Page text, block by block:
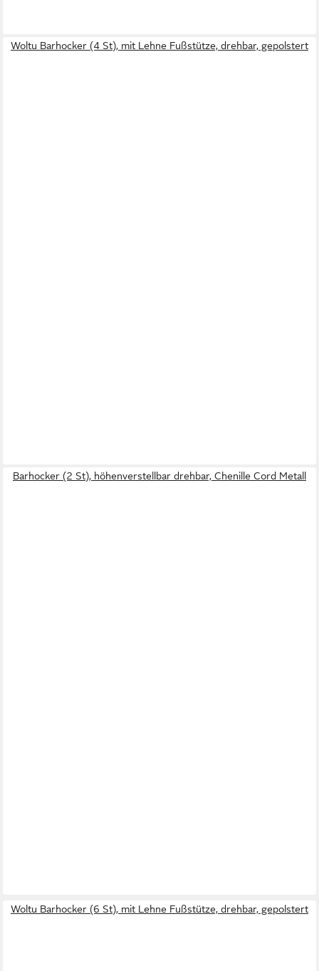
Woltu Barhocker (4 St), mit Lehne Fußstütze, drehbar, gepolstert
Barhocker (2 St), höhenverstellbar drehbar, Chenille Cord Metall
Woltu Barhocker (6 St), mit Lehne Fußstütze, drehbar, gepolstert